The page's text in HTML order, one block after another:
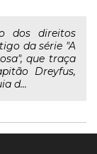
dos direitos
da série "A
que traça
Dreyfus,
d...